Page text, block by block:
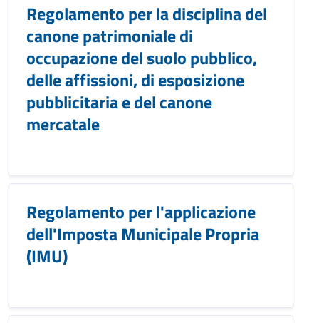
Regolamento per la disciplina del
canone patrimoniale di
occupazione del suolo pubblico,
delle affissioni, di esposizione
pubblicitaria e del canone
mercatale
Regolamento per l'applicazione
dell'Imposta Municipale Propria
(IMU)